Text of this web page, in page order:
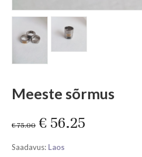
Meeste sõrmus
€75.00 Original
price
€ 56.25
Saadavus: Laos